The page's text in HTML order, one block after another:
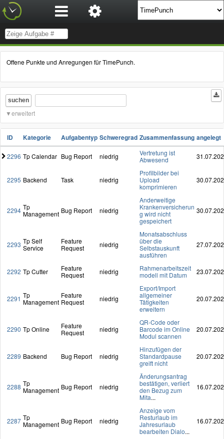
Offene Punkte und Anregungen für TimePunch.
suchen
erweitert
ID Kategorie Aufgabentyp Schweregrad Zusammenfassung angelegt
2296 Tp Calendar Bug Report niedrig
Vertretung ist
Abwesend
2295 Backend Task niedrig
Profilbilder bei
Upload
komprimieren
2294 Tp
Management Bug Report niedrig
Anderweitige
Krankenversicherun
g wird nicht
gespeichert
2293 Tp Self
Service
Feature
Request
niedrig
Monatsabschluss
über die
Selbstauskunft
ausführen
2292 Tp Cutter
Feature
Request
niedrig
Rahmenarbeitszeit
modell mit Datum
2291 Tp
Management
Feature
Request
niedrig
Export/Import
allgemeiner
Tätigkeiten
erweitern
2290 Tp Online
Feature
Request
niedrig
QR-Code oder
Barcode im Online
Modul scannen
2289 Backend Bug Report niedrig
Hinzufügen der
Standardpause
greift nicht
2288 Tp
Management Bug Report niedrig
Änderungsantrag
bestätigen, verliert
den Bezug zum
Mita...
2287 Tp
Management Bug Report niedrig
Anzeige vom
Resturlaub im
Jahresurlaub
bearbeiten Dialo...